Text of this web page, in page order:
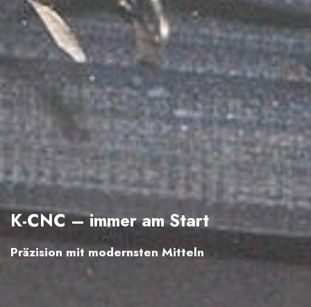
K-CNC – immer am Start
Präzision mit modernsten Mitteln